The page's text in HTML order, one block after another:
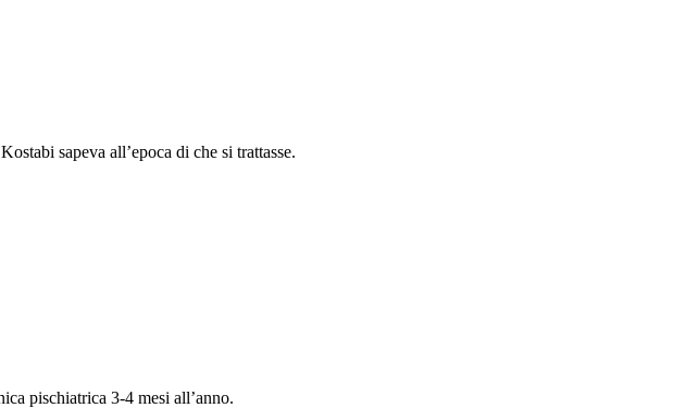
sapeva all’epoca di che si trattasse.
pischiatrica 3-4 mesi all’anno.